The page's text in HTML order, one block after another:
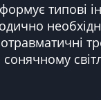
типові